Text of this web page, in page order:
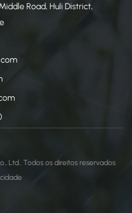
Road, Huli District,
Ltd.. Todos os direitos reservados